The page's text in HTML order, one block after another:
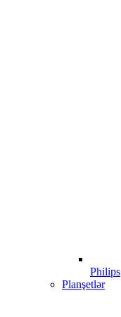
Philips
Planşetlər